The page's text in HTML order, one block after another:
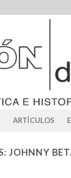
ARTÍCULOS
JOHNNY